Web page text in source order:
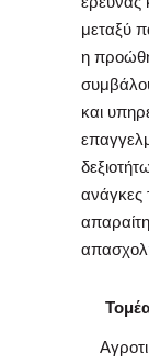
μεταξύ
η
και
ανάγκες